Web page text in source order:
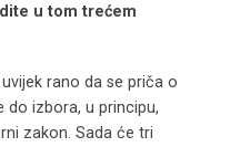
u tom trećem
rano da se priča o
izbora, u principu,
zakon. Sada će tri